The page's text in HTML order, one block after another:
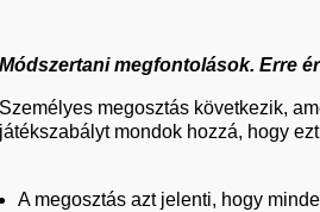
Módszertani megfontolások. Erre
Személyes megosztás következik,
játékszabályt mondok hozzá, hogy
A megosztás azt jelenti, hogy